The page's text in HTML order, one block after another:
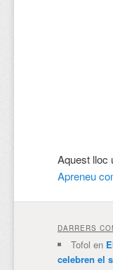
Aquest lloc
Apreneu
DARRERS
Tofol en
celebren el